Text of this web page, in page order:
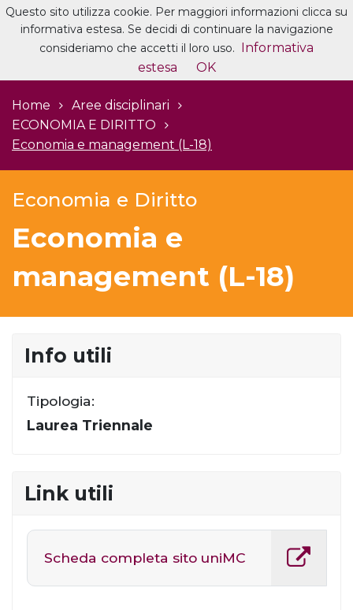
Home
Aree disciplinari
ECONOMIA E DIRITTO
Economia e management (L-18)
Economia e Diritto
Economia e
management (L-18)
Info utili
Tipologia:
Laurea Triennale
Link utili
Scheda completa sito uniMC
Questo sito utilizza cookie. Per maggiori informazioni clicca su
informativa estesa. Se decidi di continuare la navigazione
consideriamo che accetti il loro uso. Informativa
estesa
OK